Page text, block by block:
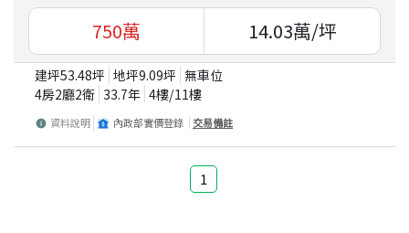
750萬 14.03萬/坪
建坪53.48坪 地坪9.09坪 無車位
4房2廳2衛 33.7年 4樓/11樓
資料說明 內政部實價登錄 交易備註
1